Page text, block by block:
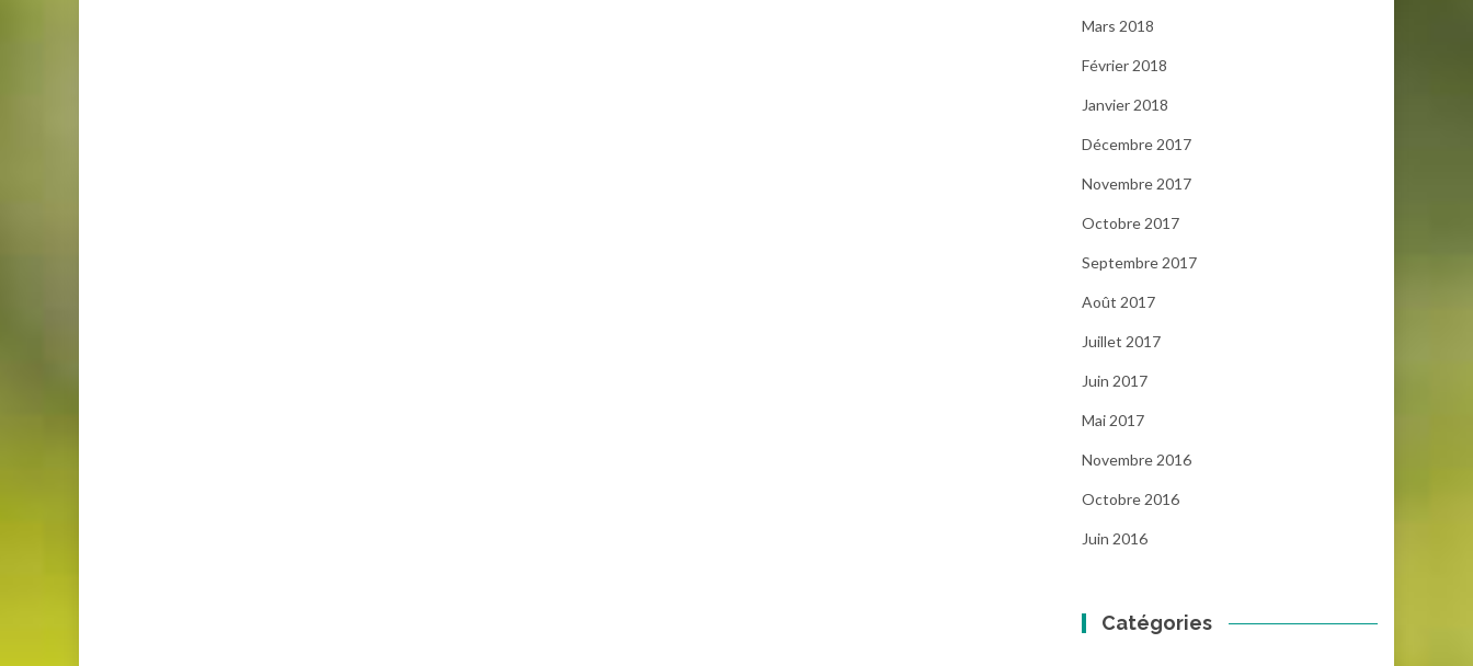
Mars 2018
Février 2018
Janvier 2018
Décembre 2017
Novembre 2017
Octobre 2017
Septembre 2017
Août 2017
Juillet 2017
Juin 2017
Mai 2017
Novembre 2016
Octobre 2016
Juin 2016
Catégories